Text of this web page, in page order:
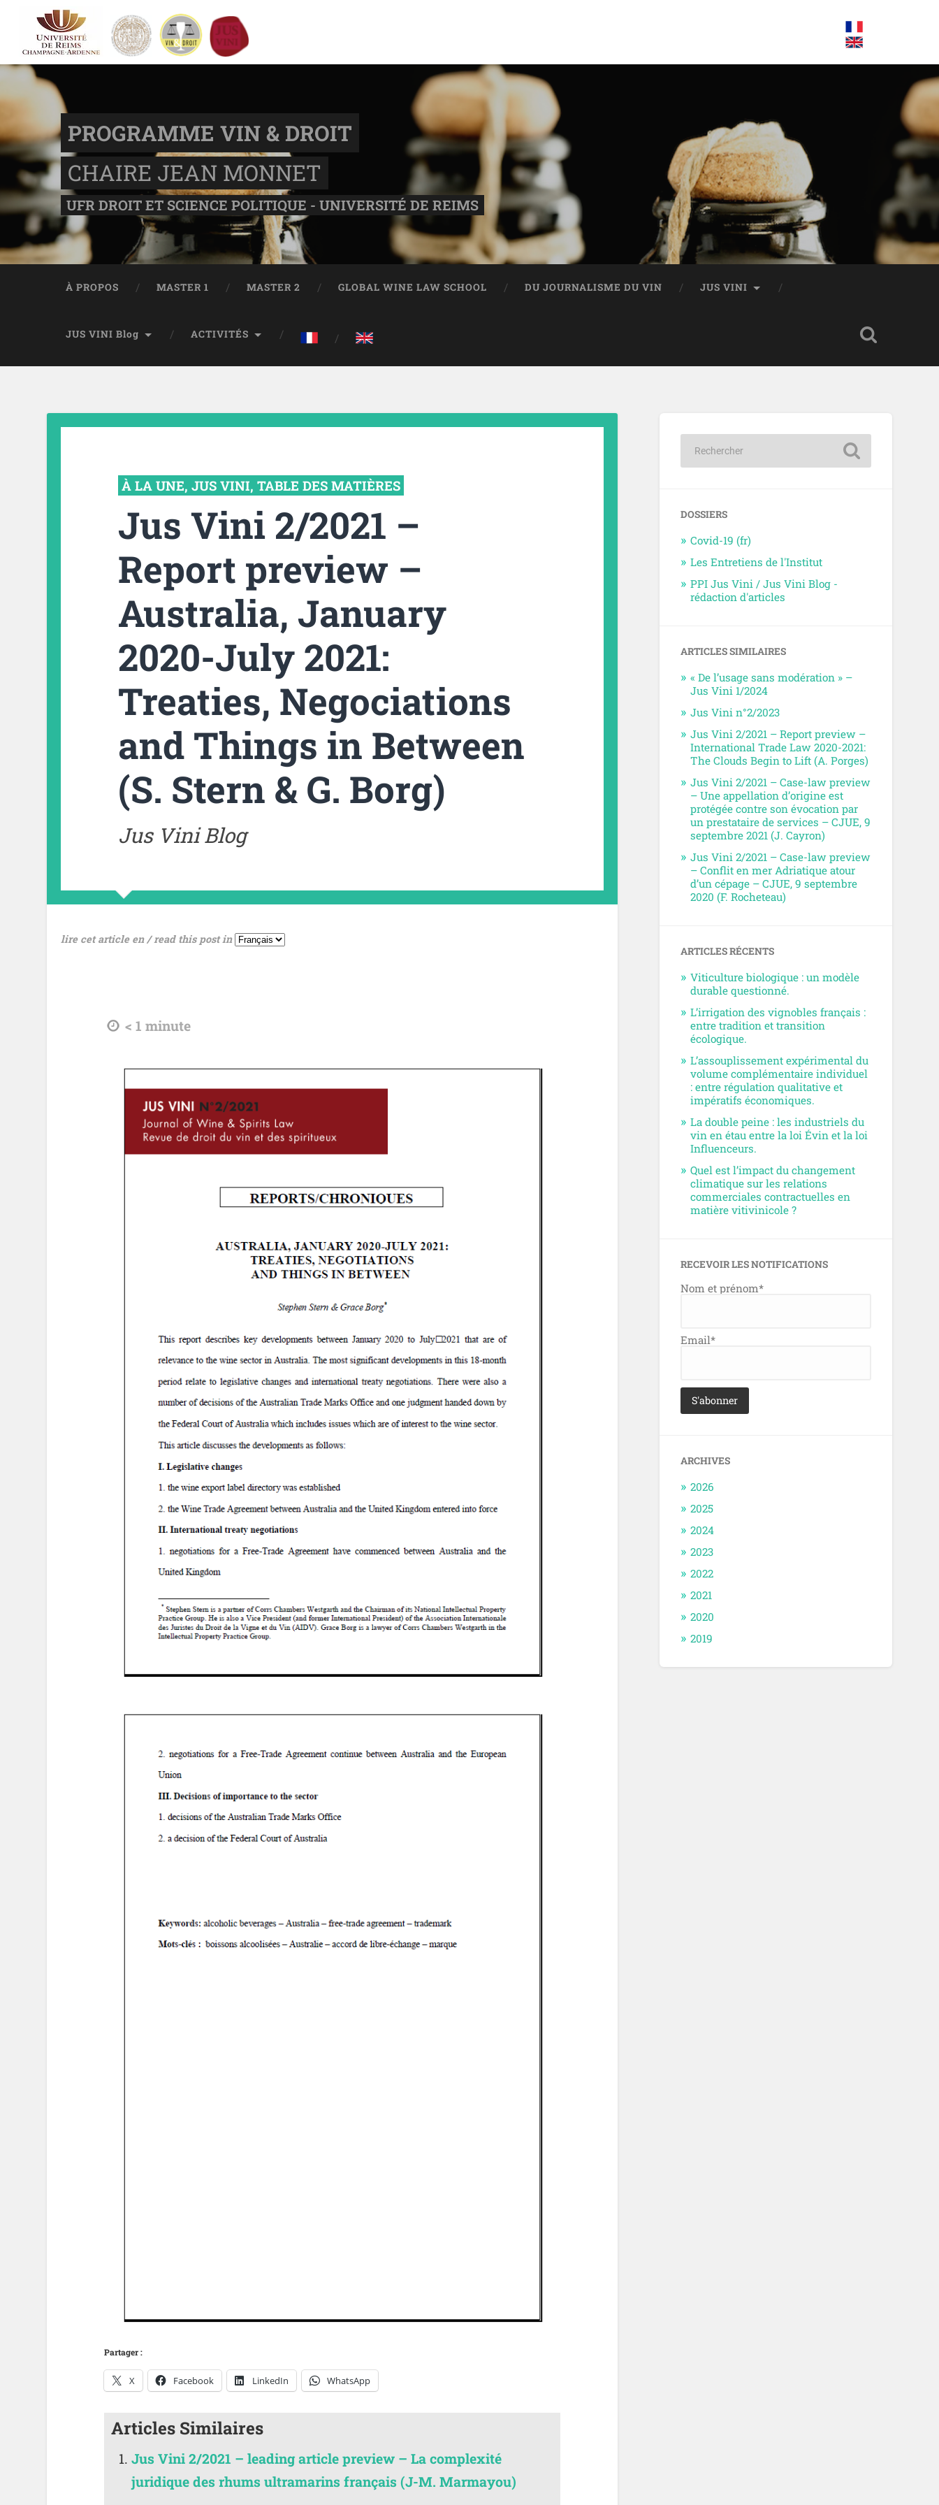
PROGRAMME VIN & DROIT
CHAIRE JEAN MONNET
UFR DROIT ET SCIENCE POLITIQUE - UNIVERSITÉ DE REIMS
À PROPOS MASTER 1 MASTER 2 GLOBAL WINE LAW SCHOOL DU JOURNALISME DU VIN JUS VINI
JUS VINI Blog ACTIVITÉS
À LA UNE, JUS VINI, TABLE DES MATIÈRES
Jus Vini 2/2021 –
Report preview –
Australia, January
2020-July 2021:
Treaties, Negociations
and Things in Between
(S. Stern & G. Borg)
Jus Vini Blog
lire cet article en / read this post in
tdl < 1 minute
Partager :
X Facebook LinkedIn WhatsApp
Articles Similaires
Jus Vini 2/2021 – leading article preview – La complexité
juridique des rhums ultramarins français (J-M. Marmayou)
DOSSIERS
Covid-19 (fr)
Les Entretiens de l'Institut
PPI Jus Vini / Jus Vini Blog -
rédaction d'articles
ARTICLES SIMILAIRES
« De l’usage sans modération » –
Jus Vini 1/2024
Jus Vini n°2/2023
Jus Vini 2/2021 – Report preview –
International Trade Law 2020-2021:
The Clouds Begin to Lift (A. Porges)
Jus Vini 2/2021 – Case-law preview
– Une appellation d’origine est
protégée contre son évocation par
un prestataire de services – CJUE, 9
septembre 2021 (J. Cayron)
Jus Vini 2/2021 – Case-law preview
– Conflit en mer Adriatique atour
d’un cépage – CJUE, 9 septembre
2020 (F. Rocheteau)
ARTICLES RÉCENTS
Viticulture biologique : un modèle
durable questionné.
L’irrigation des vignobles français :
entre tradition et transition
écologique.
L’assouplissement expérimental du
volume complémentaire individuel
: entre régulation qualitative et
impératifs économiques.
La double peine : les industriels du
vin en étau entre la loi Évin et la loi
Influenceurs.
Quel est l’impact du changement
climatique sur les relations
commerciales contractuelles en
matière vitivinicole ?
RECEVOIR LES NOTIFICATIONS
Nom et prénom*
Email*
ARCHIVES
2026
2025
2024
2023
2022
2021
2020
2019